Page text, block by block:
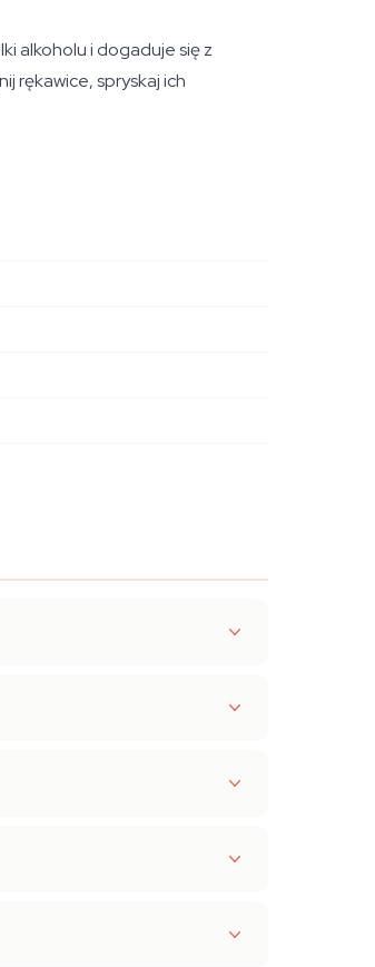
alkoholu i dogaduje się z
rękawice, spryskaj ich